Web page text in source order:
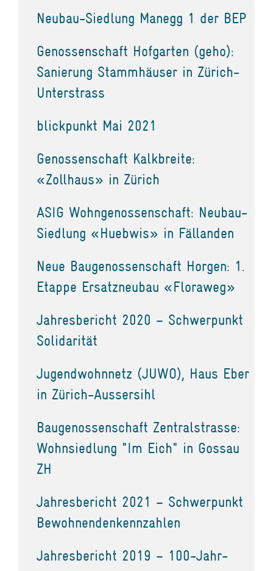
Neubau-Siedlung Manegg 1 der BEP
Genossenschaft Hofgarten (geho):
Sanierung Stammhäuser in Zürich-
Unterstrass
blickpunkt Mai 2021
Genossenschaft Kalkbreite:
«Zollhaus» in Zürich
ASIG Wohngenossenschaft: Neubau-
Siedlung «Huebwis» in Fällanden
Neue Baugenossenschaft Horgen: 1.
Etappe Ersatzneubau «Floraweg»
Jahresbericht 2020 – Schwerpunkt
Solidarität
Jugendwohnnetz (JUWO), Haus Eber
in Zürich-Aussersihl
Baugenossenschaft Zentralstrasse:
Wohnsiedlung "Im Eich" in Gossau
ZH
Jahresbericht 2021 – Schwerpunkt
Bewohnendenkennzahlen
Jahresbericht 2019 – 100-Jahr-